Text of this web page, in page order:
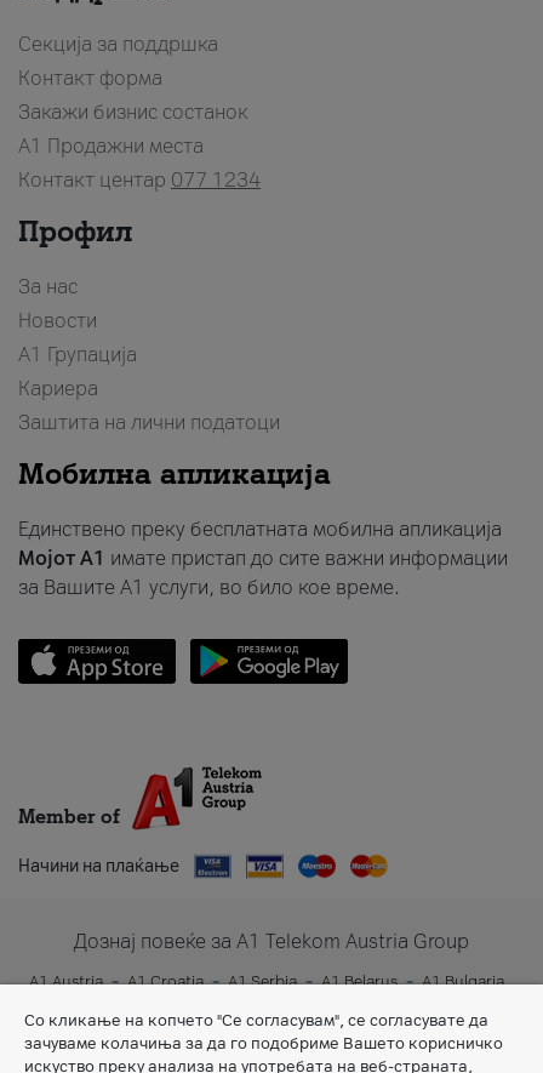
Секција за поддршка
Контакт форма
Закажи бизнис состанок
A1 Продажни места
Контакт центар 077 1234
Профил
За нас
Новости
А1 Групација
Кариера
Заштита на лични податоци
Мобилна апликација
Единствено преку бесплатната мобилна апликација
Мојот A1 имате пристап до сите важни информации
за Вашите A1 услуги, во било кое време.
Member of
Начини на плаќање
Дознај повеќе за A1 Telekom Austria Group
A1 Austria A1 Croatia A1 Serbia A1 Belarus
A1 Bulgaria
Со кликање на копчето "Се согласувам", се согласувате да
зачуваме колачиња за да го подобриме Вашето корисничко
искуство преку анализа на употребата на веб-страната,